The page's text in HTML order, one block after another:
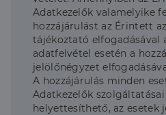
Adatkezelők valamelyike
hozzájárulást az Érintett
tájékoztató elfogadásával
adatfelvétel esetén a
jelölőnégyzet
A hozzájárulás minden
Adatkezelők
helyettesíthető, az esetek
Célzás
Az elengedhetetlenül
a webhely alapvető
bejelentkezést és a
használható megfelelően az
szükséges sütik nélkül.
Név